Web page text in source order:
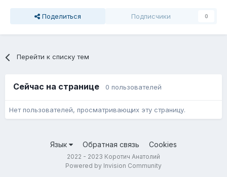
Поделиться Подписчики 0
Перейти к списку тем
Сейчас на странице 0 пользователей
Нет пользователей, просматривающих эту страницу.
Язык Обратная связь Cookies
2022 - 2023 Коротич Анатолий
Powered by Invision Community